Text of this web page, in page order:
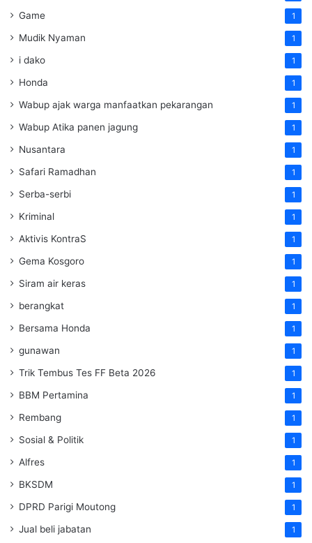
Game 1
Mudik Nyaman 1
i dako 1
Honda 1
Wabup ajak warga manfaatkan pekarangan 1
Wabup Atika panen jagung 1
Nusantara 1
Safari Ramadhan 1
Serba-serbi 1
Kriminal 1
Aktivis KontraS 1
Gema Kosgoro 1
Siram air keras 1
berangkat 1
Bersama Honda 1
gunawan 1
Trik Tembus Tes FF Beta 2026 1
BBM Pertamina 1
Rembang 1
Sosial & Politik 1
Alfres 1
BKSDM 1
DPRD Parigi Moutong 1
Jual beli jabatan 1